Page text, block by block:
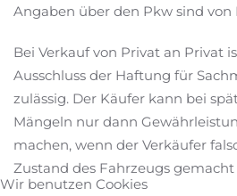
Angaben über den Pkw sind von
Bei Verkauf von Privat an Privat
Ausschluss der Haftung für
zulässig. Der Käufer kann bei
Mängeln nur dann
machen, wenn der Verkäufer
Zustand des Fahrzeugs gemacht
Wir benutzen Cookies